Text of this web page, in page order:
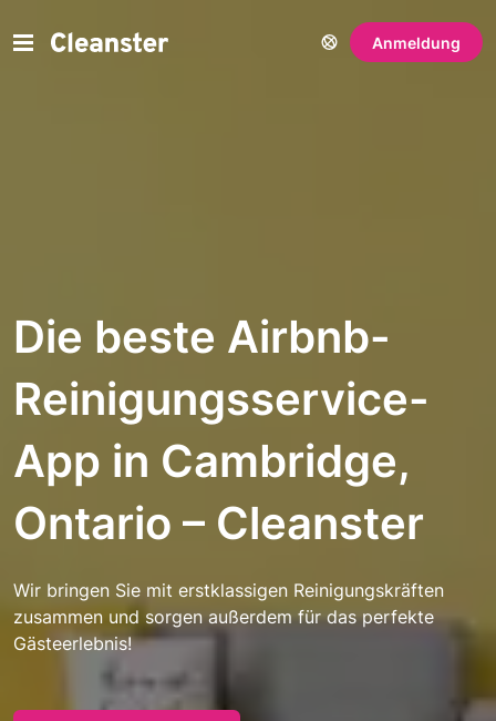
Anmeldung
Die beste Airbnb-
Reinigungsservice-
App in Cambridge,
Ontario – Cleanster
Wir bringen Sie mit erstklassigen Reinigungskräften
zusammen und sorgen außerdem für das perfekte
Gästeerlebnis!